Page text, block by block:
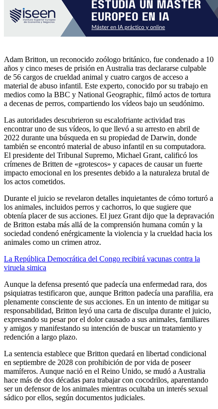
Adam Britton, un reconocido zoólogo británico, fue condenado a 10
años y cinco meses de prisión en Australia tras declararse culpable
de 56 cargos de crueldad animal y cuatro cargos de acceso a
material de abuso infantil. Este experto, conocido por su trabajo en
medios como la BBC y National Geographic, filmó actos de tortura
a decenas de perros, compartiendo los vídeos bajo un seudónimo.
Las autoridades descubrieron su escalofriante actividad tras
encontrar uno de sus vídeos, lo que llevó a su arresto en abril de
2022 durante una búsqueda en su propiedad de Darwin, donde
también se encontró material de abuso infantil en su computadora.
El presidente del Tribunal Supremo, Michael Grant, calificó los
crímenes de Britten de «grotescos» y capaces de causar un fuerte
impacto emocional en los presentes debido a la naturaleza brutal de
los actos cometidos.
Durante el juicio se revelaron detalles inquietantes de cómo torturó a
los animales, incluidos perros y cachorros, lo que sugiere que
obtenía placer de sus acciones. El juez Grant dijo que la depravación
de Britton estaba más allá de la comprensión humana común y la
sociedad condenó enérgicamente la violencia y la crueldad hacia los
animales como un crimen atroz.
La República Democrática del Congo recibirá vacunas contra la
viruela simica
Aunque la defensa presentó que padecía una enfermedad rara, dos
psiquiatras testificaron que, aunque Britton padecía una parafilia, era
plenamente consciente de sus acciones. En un intento de mitigar su
responsabilidad, Britton leyó una carta de disculpa durante el juicio,
expresando su pesar por el dolor causado a sus animales, familiares
y amigos y manifestando su intención de buscar un tratamiento y
redención a largo plazo.
La sentencia establece que Britton quedará en libertad condicional
en septiembre de 2028 con prohibición de por vida de poseer
mamíferos. Aunque nació en el Reino Unido, se mudó a Australia
hace más de dos décadas para trabajar con cocodrilos, aparentando
ser un defensor de los animales mientras ocultaba un interés sexual
sádico por ellos, según documentos judiciales.